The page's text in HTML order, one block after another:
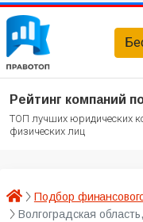
Рейтинг компаний
ТОП лучших юридических
физических лиц
Подбор
Волгоградская